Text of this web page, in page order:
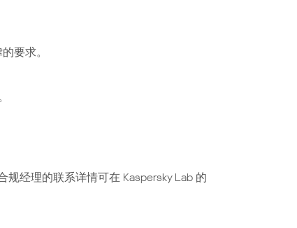
要求。
经理的联系详情可在 Kaspersky Lab 的